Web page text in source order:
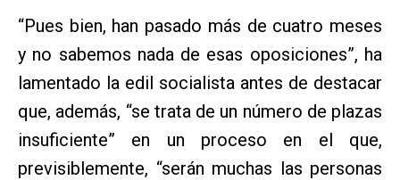
“Pues bien, han pasado más de cuatro meses
y no sabemos nada de esas oposiciones”, ha
lamentado la edil socialista antes de destacar
que, además, “se trata de un número de plazas
insuficiente” en un proceso en el que,
previsiblemente, “serán muchas las personas